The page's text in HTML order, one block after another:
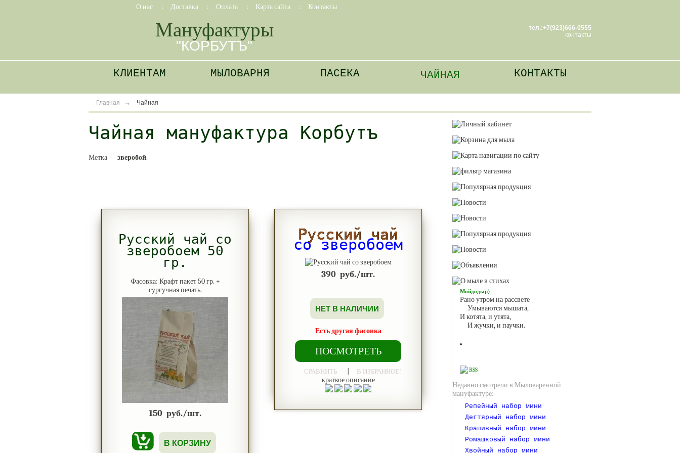
О нас : Доставка : Оплата : Карта сайта : Контакты
тел.:+7(923)666-0555
контакты
Мануфактуры
"КОРБУТЪ"
КЛИЕНТАМ МЫЛОВАРНЯ ПАСЕКА ЧАЙНАЯ КОНТАКТЫ
Главная → Чайная
Чайная мануфактура Корбутъ
Метка —зверобой.
Русский чай со
зверобоем 50
гр.
Фасовка: Крафт пакет 50 гр. +
сургучная печать.
150 руб./шт.
В КОРЗИНУ
Русский чай
со зверобоем
390 руб./шт.
НЕТ В НАЛИЧИИ
Есть другая фасовка
ПОСМОТРЕТЬ
СРАВНИТЬ В ИЗБРАННОЕ!
краткое описание
Мойдодыр)
Рано утром на рассвете
Умываются мышата,
И котята, и утята,
И жучки, и паучки.
RSS
Недавно смотрели в Мыловаренной
мануфактуре:
Репейный набор мини
Дегтярный набор мини
Крапивный набор мини
Ромашковый набор мини
Хвойный набор мини